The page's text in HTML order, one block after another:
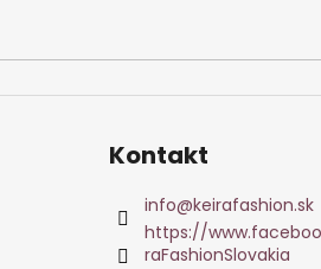
Kontakt
info@keirafashion.sk
https://
raFashionSlovakia